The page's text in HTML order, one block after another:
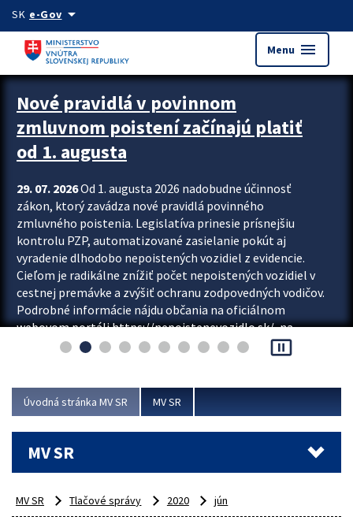
Preskocit na hlavný obsah
SK e-Govarrow_drop_down
Menu menu
Zastavit automatický posun upútavok
Nové pravidlá v povinnom
zmluvnom poistení začínajú platiť
od 1. augusta
29. 07. 2026Od 1. augusta 2026 nadobudne účinnosť
zákon, ktorý zavádza nové pravidlá povinného
zmluvného poistenia. Legislatíva prinesie prísnejšiu
kontrolu PZP, automatizované zasielanie pokút aj
vyradenie dlhodobo nepoistených vozidiel z evidencie.
Cieľom je radikálne znížiť počet nepoistených vozidiel v
cestnej premávke a zvýšiť ochranu zodpovedných vodičov.
Podrobné informácie nájdu občania na oficiálnom
webovom portáli https://nepoistenevozidlo.sk/, na
ktorom od augusta pribudne aj možnosť overiť si...
pause_presentation
Úvodná stránka MV SR MV SR
MV SR
MV SR Tlačové správy 2020 jún